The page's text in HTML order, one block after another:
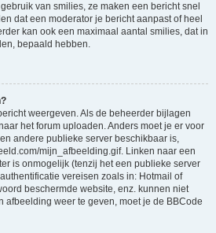
van smilies, ze maken een bericht snel
dat een moderator je bericht aanpast of heel
kan ook een maximaal aantal smilies, dat in
bepaald hebben.
weergeven. Als de beheerder bijlagen
het forum uploaden. Anders moet je er voor
andere publieke server beschikbaar is,
mijn_afbeelding.gif. Linken naar een
is onmogelijk (tenzij het een publieke server
vereisen zoals in: Hotmail of
beschermde website, enz. kunnen niet
afbeelding weer te geven, moet je de BBCode